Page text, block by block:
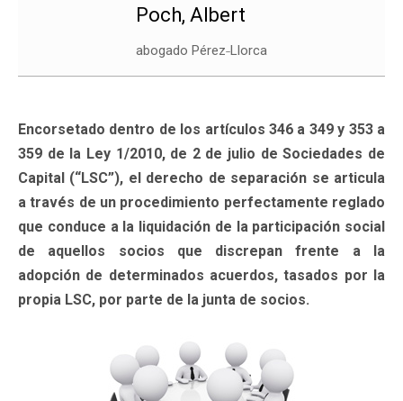
Poch, Albert
abogado Pérez˗Llorca
Encorsetado dentro de los artículos 346 a 349 y 353 a
359 de la Ley 1/2010, de 2 de julio de Sociedades de
Capital (“LSC”), el derecho de separación se articula
a través de un procedimiento perfectamente reglado
que conduce a la liquidación de la participación social
de aquellos socios que discrepan frente a la
adopción de determinados acuerdos, tasados por la
propia LSC, por parte de la junta de socios.